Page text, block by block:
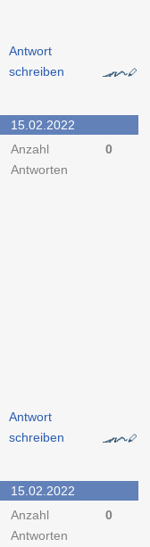
Antwort
schreiben
15.02.2022
Anzahl
Antworten
0
Antwort
schreiben
15.02.2022
Anzahl
Antworten
0